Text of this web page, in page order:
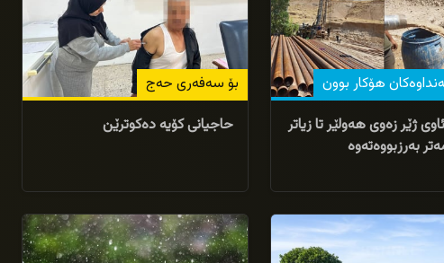
هۆکار بوون
ژێر زەوی هەولێر تا زیاتر
بۆ سەفەری حەج
حاجیانی کۆیە دەکوترێن